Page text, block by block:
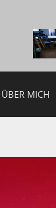
ÜBER MICH